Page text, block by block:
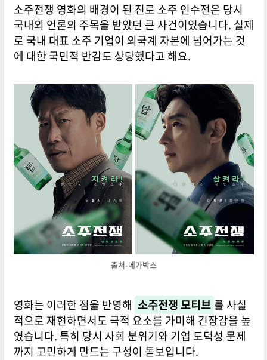
소주전쟁 영화의 배경이 된 진로 소주 인수전은 당시
국내외 언론의 주목을 받았던 큰 사건이었습니다. 실제
로 국내 대표 소주 기업이 외국계 자본에 넘어가는 것
에 대한 국민적 반감도 상당했다고 해요.
출처-메가박스
영화는 이러한 점을 반영해 소주전쟁 모티브 를 사실
적으로 재현하면서도 극적 요소를 가미해 긴장감을 높
였습니다. 특히 당시 사회 분위기와 기업 도덕성 문제
까지 고민하게 만드는 구성이 돋보입니다.